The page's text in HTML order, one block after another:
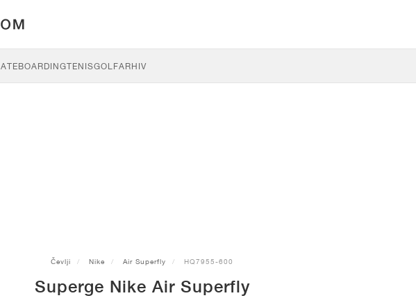
TENISGOLFARHIV
Čevlji Nike Air Superfly HQ7955-600
Superge Nike Air Superfly